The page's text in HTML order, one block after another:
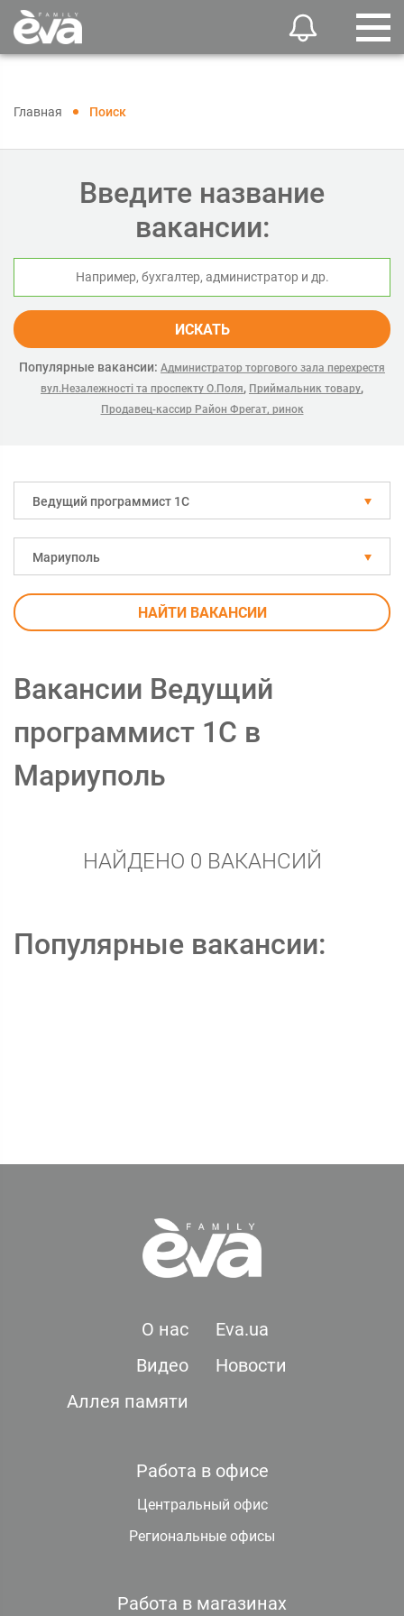
Главная Поиск
Введите название
вакансии:
ИСКАТЬ
Популярные вакансии: Администратор торгового зала перехрестя
вул.Незалежності та проспекту О.Поля, Приймальник товару,
Продавец-кассир Район Фрегат, ринок
Ведущий программист 1С
Мариуполь
НАЙТИ ВАКАНСИИ
Вакансии Ведущий
программист 1С в
Мариуполь
НАЙДЕНО 0 ВАКАНСИЙ
Популярные вакансии:
О нас
Eva.ua
Видео
Новости
Аллея памяти
Работа в офисе
Центральный офис
Региональные офисы
Работа в магазинах